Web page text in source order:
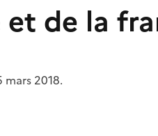
de la
2018.